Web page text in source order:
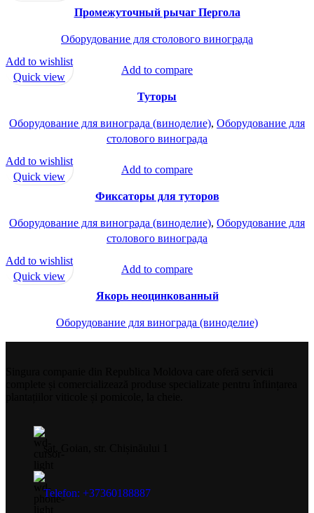
Промежуточный рычаг Пергола
Оборудование для столового винограда
Add to compare
Туторы
Оборудование для винограда (виноделие), Оборудование для
столового винограда
Add to wishlist
Quick view
Add to compare
Фиксаторы для туторов
Оборудование для винограда (виноделие), Оборудование для
столового винограда
Add to wishlist
Quick view
Add to compare
Якорь неоцинкованный
Оборудование для винограда (виноделие)
Add to wishlist
Quick view
Telefon: +37360188887